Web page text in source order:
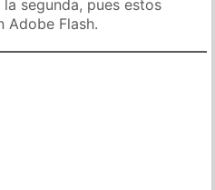
segunda, pues estos
Adobe Flash.